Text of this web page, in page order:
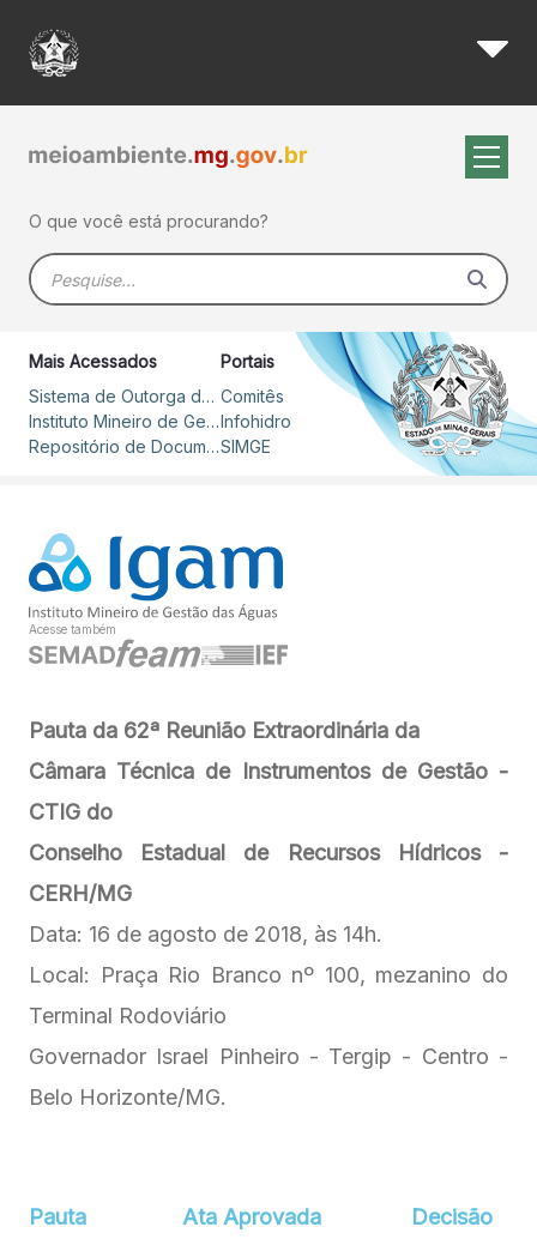
Pular para o Conteúdo principal
Pauta da 62ª Reunião
O que você está procurando?
Barra de busca
Mais Acessados
Sistema de Outorga de Direito de Uso de Recursos Hídricos – SOUT
Instituto Mineiro de Gestão das Águas
Repositório de Documentos
Portais
Comitês
Infohidro
SIMGE
Acesse também
Pauta da 62ª Reunião Extraordinária da
Câmara Técnica de Instrumentos de Gestão -
CTIG do
Conselho Estadual de Recursos Hídricos -
CERH/MG
Data: 16 de agosto de 2018, às 14h.
Local: Praça Rio Branco nº 100, mezanino do
Terminal Rodoviário
Governador Israel Pinheiro - Tergip - Centro -
Belo Horizonte/MG.
Pauta Ata Aprovada Decisão